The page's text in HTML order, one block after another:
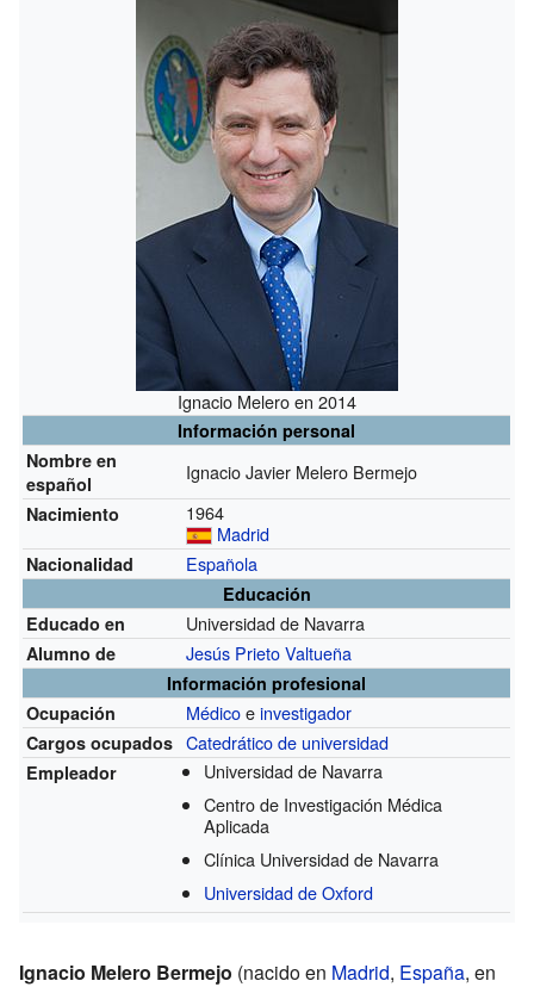
Ignacio Melero en 2014
Información personal
Nombre en
español
Ignacio Javier Melero Bermejo
Nacimiento
1964
Madrid
Nacionalidad Española
Educación
Educado en
Universidad de Navarra
Alumno de Jesús Prieto Valtueña
Información profesional
Ocupación
Médicoeinvestigador
Cargos ocupados Catedrático de universidad
Empleador
Universidad de Navarra
Centro de Investigación Médica
Aplicada
Clínica Universidad de Navarra
Universidad de Oxford
Ignacio Melero Bermejo (nacido en Madrid, España, en